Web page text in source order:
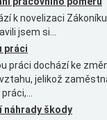
k novelizaci
jsem si...
práci
práci dochází ke
jelikož
náhrady škody